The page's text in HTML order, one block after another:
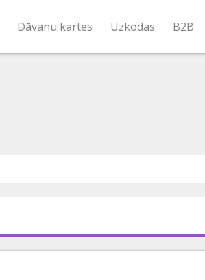
Dāvanu kartes Uzkodas B2B